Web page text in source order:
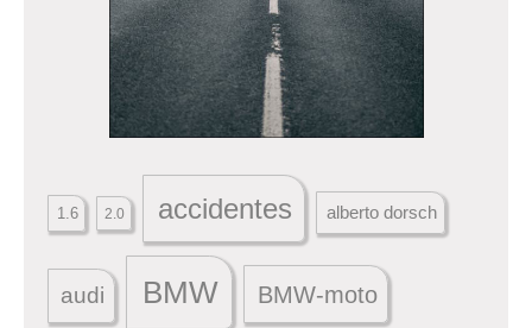
1.6 2.0 accidentes alberto dorsch
audi BMW BMW-moto